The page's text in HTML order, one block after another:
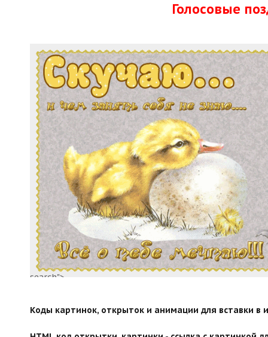
Голосовые
search">
Коды картинок, открыток и анимации для вставки в